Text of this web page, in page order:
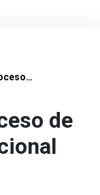
de